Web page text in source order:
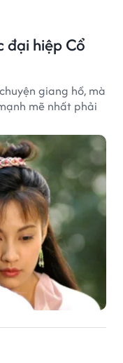
đại hiệp Cổ
giang hồ, mà
mẽ nhất phải